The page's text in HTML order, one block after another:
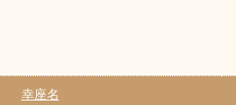
幸座名